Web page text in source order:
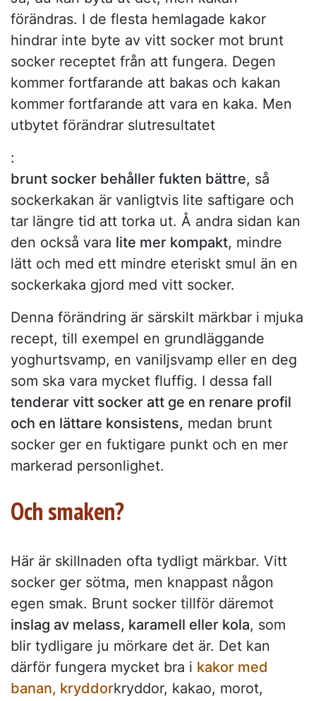
förändras. I de flesta hemlagade kakor
hindrar inte byte av vitt socker mot brunt
socker receptet från att fungera. Degen
kommer fortfarande att bakas och kakan
kommer fortfarande att vara en kaka. Men
utbytet förändrar slutresultatet
:
brunt socker behåller fukten bättre, så
sockerkakan är vanligtvis lite saftigare och
tar längre tid att torka ut. Å andra sidan kan
den också vara lite mer kompakt, mindre
lätt och med ett mindre eteriskt smul än en
sockerkaka gjord med vitt socker.
Denna förändring är särskilt märkbar i mjuka
recept, till exempel en grundläggande
yoghurtsvamp, en vaniljsvamp eller en deg
som ska vara mycket fluffig. I dessa fall
tenderar vitt socker att ge en renare profil
och en lättare konsistens, medan brunt
socker ger en fuktigare punkt och en mer
markerad personlighet.
Och smaken?
Här är skillnaden ofta tydligt märkbar. Vitt
socker ger sötma, men knappast någon
egen smak. Brunt socker tillför däremot
inslag av melass, karamell eller kola, som
blir tydligare ju mörkare det är. Det kan
därför fungera mycket bra i kakor med
banan, kryddorkryddor, kakao, morot,